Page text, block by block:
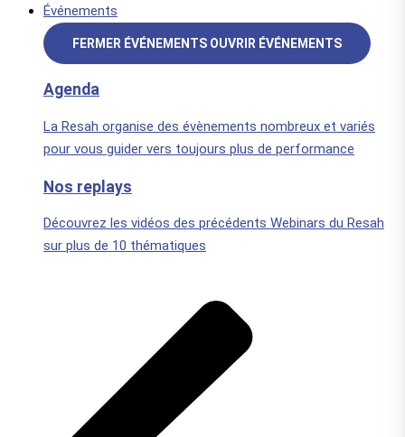
Événements
FERMER ÉVÉNEMENTS OUVRIR ÉVÉNEMENTS
Agenda
La Resah organise des évènements nombreux et variés
pour vous guider vers toujours plus de performance
Nos replays
Découvrez les vidéos des précédents Webinars du Resah
sur plus de 10 thématiques